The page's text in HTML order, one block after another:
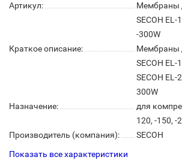
Артикул:
Мембраны
SECOH EL-
-300W
Краткое описание:
Мембраны
SECOH EL-
SECOH EL-
300W
Назначение:
для
120, -150, -
Производитель (компания):
SECOH
Показать все характеристики